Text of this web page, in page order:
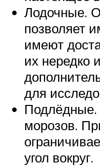
Лодочные.
позволяет
имеют
их нередко
для
Подлёдные.
морозов.
угол вокруг.